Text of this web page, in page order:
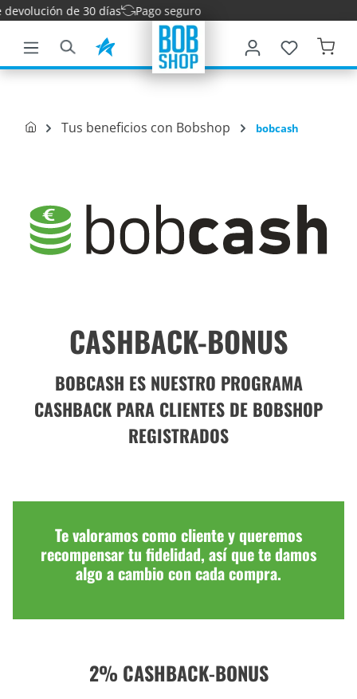
principal
de 30 días Pago seguro
Tus beneficios con Bobshop bobcash
CASHBACK-BONUS
BOBCASH ES NUESTRO PROGRAMA
CASHBACK PARA CLIENTES DE BOBSHOP
REGISTRADOS
Te valoramos como cliente y queremos
recompensar tu fidelidad, así que te damos
algo a cambio con cada compra.
2% CASHBACK-BONUS